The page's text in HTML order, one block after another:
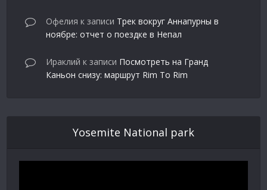
Офелия к записи Трек вокруг Аннапурны в
ноябре: отчет о поездке в Непал
Ираклий к записи Посмотреть на Гранд
Каньон снизу: маршрут Rim To Rim
Yosemite National park